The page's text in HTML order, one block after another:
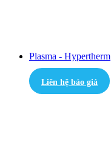
Plasma - Hypertherm
Liên hệ báo giá